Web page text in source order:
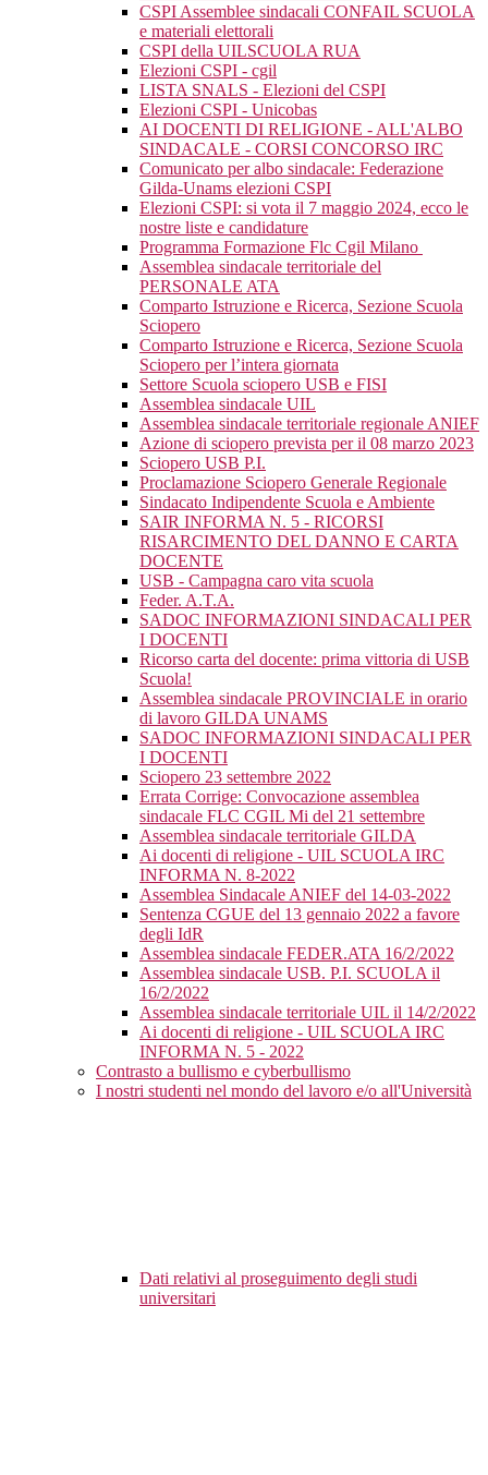
CSPI Assemblee sindacali CONFAIL SCUOLA
e materiali elettorali
CSPI della UILSCUOLA RUA
Elezioni CSPI - cgil
LISTA SNALS - Elezioni del CSPI
Elezioni CSPI - Unicobas
AI DOCENTI DI RELIGIONE - ALL'ALBO
SINDACALE - CORSI CONCORSO IRC
Comunicato per albo sindacale: Federazione
Gilda-Unams elezioni CSPI
Elezioni CSPI: si vota il 7 maggio 2024, ecco le
nostre liste e candidature
Programma Formazione Flc Cgil Milano
Assemblea sindacale territoriale del
PERSONALE ATA
Comparto Istruzione e Ricerca, Sezione Scuola
Sciopero
Comparto Istruzione e Ricerca, Sezione Scuola
Sciopero per l’intera giornata
Settore Scuola sciopero USB e FISI
Assemblea sindacale UIL
Assemblea sindacale territoriale regionale ANIEF
Azione di sciopero prevista per il 08 marzo 2023
Sciopero USB P.I.
Proclamazione Sciopero Generale Regionale
Sindacato Indipendente Scuola e Ambiente
SAIR INFORMA N. 5 - RICORSI
RISARCIMENTO DEL DANNO E CARTA
DOCENTE
USB - Campagna caro vita scuola
Feder. A.T.A.
SADOC INFORMAZIONI SINDACALI PER
I DOCENTI
Ricorso carta del docente: prima vittoria di USB
Scuola!
Assemblea sindacale PROVINCIALE in orario
di lavoro GILDA UNAMS
SADOC INFORMAZIONI SINDACALI PER
I DOCENTI
Sciopero 23 settembre 2022
Errata Corrige: Convocazione assemblea
sindacale FLC CGIL Mi del 21 settembre
Assemblea sindacale territoriale GILDA
Ai docenti di religione - UIL SCUOLA IRC
INFORMA N. 8-2022
Assemblea Sindacale ANIEF del 14-03-2022
Sentenza CGUE del 13 gennaio 2022 a favore
degli IdR
Assemblea sindacale FEDER.ATA 16/2/2022
Assemblea sindacale USB. P.I. SCUOLA il
16/2/2022
Assemblea sindacale territoriale UIL il 14/2/2022
Ai docenti di religione - UIL SCUOLA IRC
INFORMA N. 5 - 2022
Contrasto a bullismo e cyberbullismo
I nostri studenti nel mondo del lavoro e/o all'Università
Dati relativi al proseguimento degli studi
universitari